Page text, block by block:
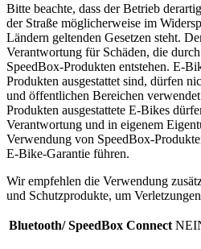
Bitte beachte, dass der Betrieb
der Straße möglicherweise im
Ländern geltenden Gesetzen steht.
Verantwortung für Schäden, die
SpeedBox-Produkten entstehen. E-
Produkten ausgestattet sind, dürfen
und öffentlichen Bereichen
Produkten ausgestattete E-Bikes
Verantwortung und in eigenem
Verwendung von SpeedBox-
E-Bike-Garantie führen.
Wir empfehlen die Verwendung
und Schutzprodukte, um
Bluetooth/ SpeedBox Connect